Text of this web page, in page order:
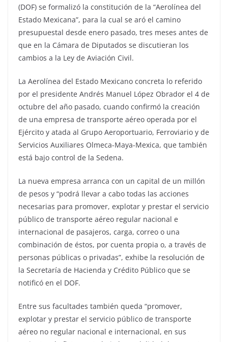
(DOF) se formalizó la constitución de la “Aerolínea del
Estado Mexicana”, para la cual se aró el camino
presupuestal desde enero pasado, tres meses antes de
que en la Cámara de Diputados se discutieran los
cambios a la Ley de Aviación Civil.
La Aerolínea del Estado Mexicano concreta lo referido
por el presidente Andrés Manuel López Obrador el 4 de
octubre del año pasado, cuando confirmó la creación
de una empresa de transporte aéreo operada por el
Ejército y atada al Grupo Aeroportuario, Ferroviario y de
Servicios Auxiliares Olmeca-Maya-Mexica, que también
está bajo control de la Sedena.
La nueva empresa arranca con un capital de un millón
de pesos y “podrá llevar a cabo todas las acciones
necesarias para promover, explotar y prestar el servicio
público de transporte aéreo regular nacional e
internacional de pasajeros, carga, correo o una
combinación de éstos, por cuenta propia o, a través de
personas públicas o privadas”, exhibe la resolución de
la Secretaría de Hacienda y Crédito Público que se
notificó en el DOF.
Entre sus facultades también queda “promover,
explotar y prestar el servicio público de transporte
aéreo no regular nacional e internacional, en sus